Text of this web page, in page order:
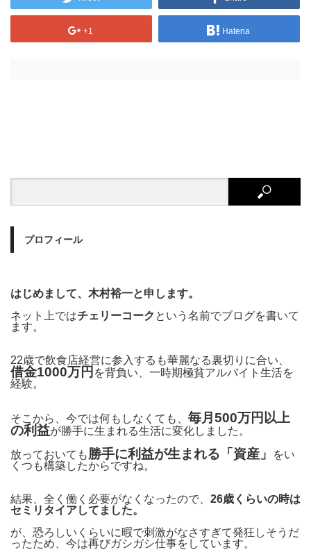
+1 Hatena
プロフィール
はじめまして、木村裕一と申します。
ネット上ではチェリーコーク という名前でブログを書いて
ます。
22歳で飲食店経営に参入するも華麗なる裏切りに合い、
借金1000万円 を背負い、一時期極貧アルバイト生活を
経験。
そこから、今では何もしなくても、 毎月500万円以上
の利益が勝手に生まれる生活に変化しました。
放っておいても 勝手に利益が生まれる「資産」
をい
くつも構築したからですね。
結果、全く働く必要がなくなったので、 26歳くらいの時は
セミリタイアしてました。
が、恐ろしいくらいに暇で刺激がなさすぎて発狂しそうだ
ったため、今は再びガシガシ仕事をしています。